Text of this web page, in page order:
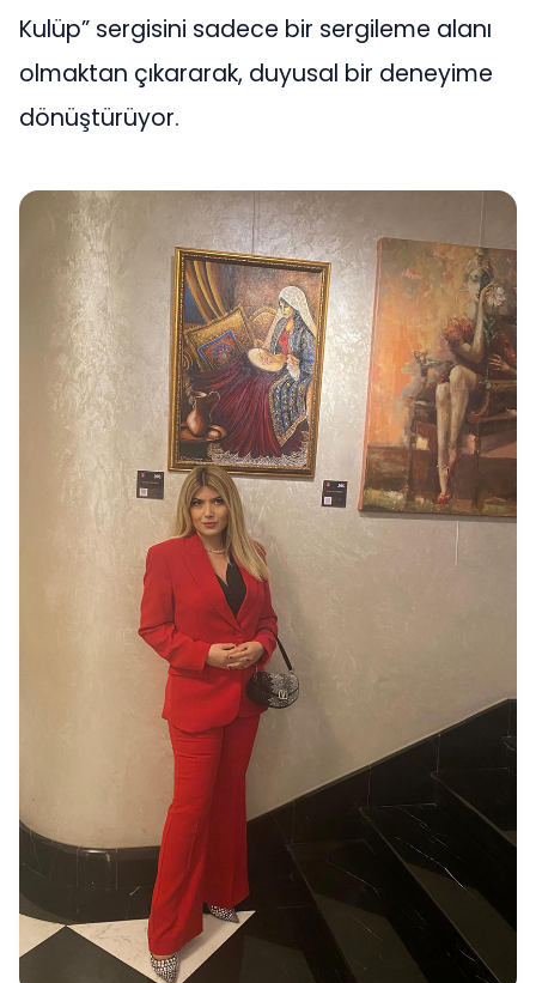
Kulüp” sergisini sadece bir sergileme alanı
olmaktan çıkararak, duyusal bir deneyime
dönüştürüyor.